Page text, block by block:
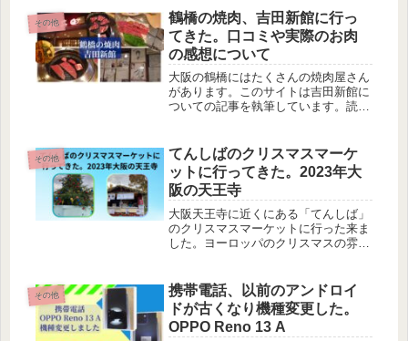
その他
鶴橋の焼肉、吉田新館に行っ
てきた。口コミや実際のお肉
の感想について
大阪の鶴橋にはたくさんの焼肉屋さん
があります。このサイトは吉田新館に
ついての記事を執筆しています。読ん
その他
てんしばのクリスマスマーケ
ットに行ってきた。2023年大
阪の天王寺
大阪天王寺に近くにある「てんしば」
のクリスマスマーケットに行った来ま
した。ヨーロッパのクリスマスの雰囲
ます。この機会に一度、行かれてみて
はいかがでしょうか。
その他
携帯電話、以前のアンドロイ
ドが古くなり機種変更した。
OPPO Reno 13 A